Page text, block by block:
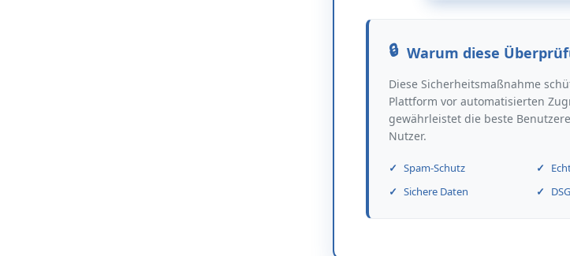
Warum diese
Diese Sicherheitsmaßnahme
Plattform vor automatisierten
gewährleistet die beste
Nutzer.
Spam-Schutz
Sichere Daten